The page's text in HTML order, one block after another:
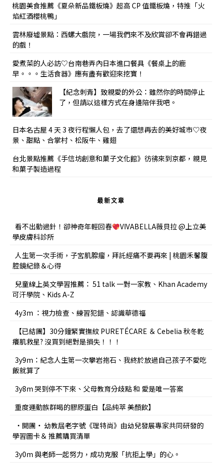
桃園美食推薦《夏朵新品鐵板燒》超高 CP 值鐵板燒，特推「火
焰紅酒櫻桃鴨」
雲林廢墟景點：西螺大戲院，一場我們來不及欣賞卻不會再錯過
的戲！
愛煮菜的人必訪♡台南巷弄內日本進口餐具《餐桌上的鹿
早。。。生活食器》應有盡有歡迎來挖寶！
【紀念刺青】致親愛的外公：雖然你的時間停止
了，但請以這樣方式在身邊陪伴我吧。
日本名古屋 4 天 3 夜行程懶人包，去了還想再去的美好城市♡夜
景、甜點、合掌村、松阪牛、雞翅
台北景點推薦《手信坊創意和菓子文化館》彷彿來到京都，親見
和菓子製造過程
最新文章
看不出動過針！卻神奇年輕回春
VIVABELLA薇貝拉 @上立美
學皮膚科診所
人生第一次手術，子宮肌腺瘤，拜託經痛不要再來 | 桃園禾馨腹
腔鏡紀錄＆心得
兒童線上英文學習推薦： 51 talk 一對一家教、Khan Academy
可汗學院、Kids A-Z
4y3m ：視力檢查、練習犯錯、認識華德福
【已結團】30分鐘緊實撫紋 PURETÉCARE ＆ Cebelia 秋冬乾
癢肌救星? 沒買到絕對是損失！！！
3y9m：紀念人生第一次攀岩抱石、我終於放過自己孩子不愛吃
飯就算了
3y8m 哭到停不下來、父母教育分歧點 和 愛是唯一答案
重度運動族群喝的膠原蛋白【品純萃 美顏飲】
•開團• 幼教屆老字號《理特尚》由幼兒發展專家共同研發的
學習圖卡＆ 推薦購買清單
3y0m 與老師一起努力，成功克服「抗拒上學」的心。